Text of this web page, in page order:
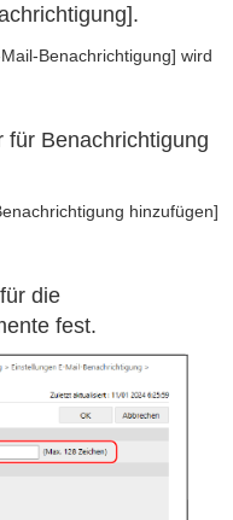
Benachrichtigung] wird
für Benachrichtigung
hinzufügen]
die
fest.